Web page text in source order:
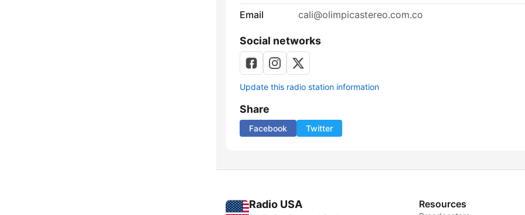
Email
cali@olimpicastereo.com.co
Social networks
Update this radio station information
Share
Facebook Twitter
Radio USA Resources